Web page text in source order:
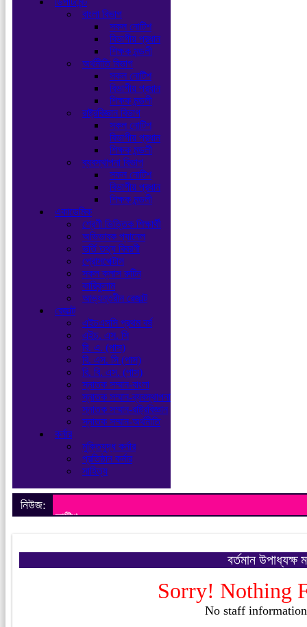
বাংলা বিভাগ
সকল নোটিশ
বিভাগীয় প্রধান
শিক্ষক মন্ডলী
অর্থনীতি বিভাগ
সকল নোটিশ
বিভাগীয় প্রধান
শিক্ষক মন্ডলী
রাষ্ট্রবিজ্ঞান বিভাগ
সকল নোটিশ
বিভাগীয় প্রধান
শিক্ষক মন্ডলী
ব্যবস্থাপনা বিভাগ
সকল নোটিশ
বিভাগীয় প্রধান
শিক্ষক মন্ডলী
একাডেমিক
শ্রেণী ভিত্তিক শিক্ষার্থী
অভিভাবক প্যানেল
ভর্তি তথ্য বিবরণী
প্রোসপেক্টাস
সকল ক্লাস রুটিন
কারিকুলাম
আভ্যন্তরীন রেজাল্ট
রেজাল্ট
এইচএসসি প্রথম বর্ষ
এইচ. এস. সি
বি. এ. (পাস)
বি. এস. সি (পাস)
বি. বি. এস. (পাস)
স্নাতক সম্মান-বাংলা
স্নাতক সম্মান-ব্যবস্থাপনা
স্নাতক সম্মান-রাষ্ট্রবিজ্ঞান
স্নাতক সম্মান-অর্থনীতি
কর্নার
মুক্তিযুদ্ধ কর্নার
প্রতিষ্ঠান কর্নার
সাহিত্য
নিউজ:
নোটিশ
বর্তমান ‌উপাধ্যক্ষ
Sorry! Nothing
No staff